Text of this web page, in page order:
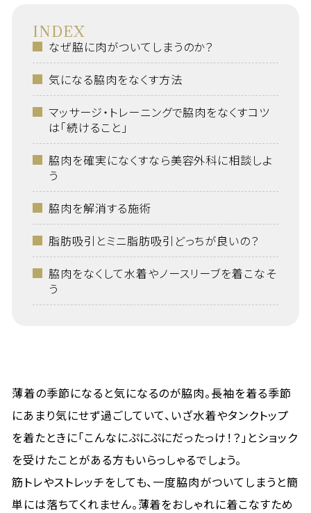
INDEX
なぜ脇に肉がついてしまうのか？
気になる脇肉をなくす方法
マッサージ・トレーニングで脇肉をなくすコツ
は「続けること」
脇肉を確実になくすなら美容外科に相談しよ
う
脇肉を解消する施術
脂肪吸引とミニ脂肪吸引どっちが良いの？
脇肉をなくして水着やノースリーブを着こなそ
う
薄着の季節になると気になるのが脇肉。長袖を着る季節
にあまり気にせず過ごしていて、いざ水着やタンクトップ
を着たときに「こんなにぷにぷにだったっけ！？」とショック
を受けたことがある方もいらっしゃるでしょう。
筋トレやストレッチをしても、一度脇肉がついてしまうと簡
単には落ちてくれません。薄着をおしゃれに着こなすため